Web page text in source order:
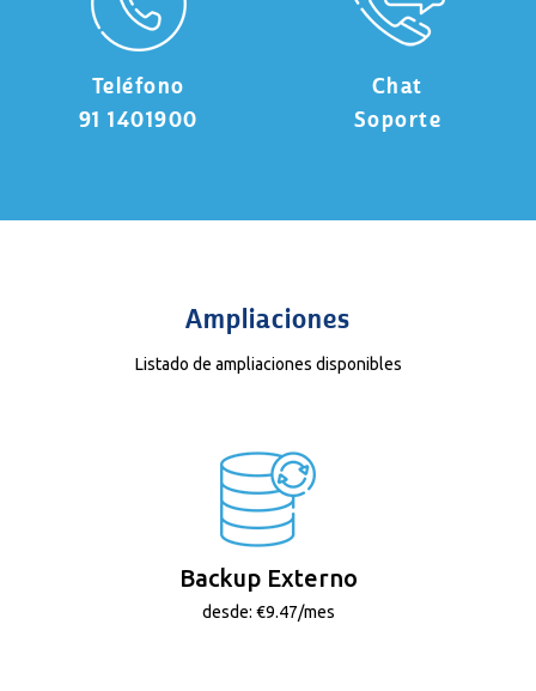
Teléfono
91 1401900
Chat
Soporte
Ampliaciones
Listado de ampliaciones disponibles
Backup Externo
desde: €9.47/mes